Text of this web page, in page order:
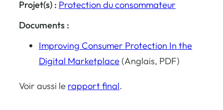
Projet(s) : Protection du consommateur
Documents :
Improving Consumer Protection In the
Digital Marketplace (Anglais, PDF)
Voir aussi le rapport final.